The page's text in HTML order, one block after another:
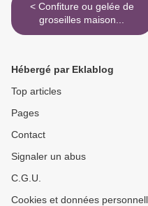
< Confiture ou gelée de
groseilles maison...
Hébergé par Eklablog
Top articles
Pages
Contact
Signaler un abus
C.G.U.
Cookies et données